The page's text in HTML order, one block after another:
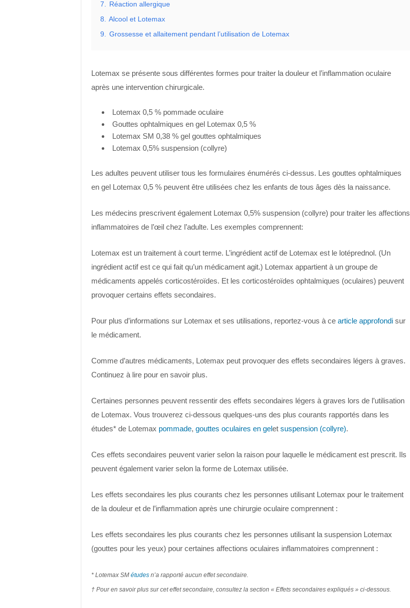
7. Réaction allergique
8. Alcool et Lotemax
9. Grossesse et allaitement pendant l’utilisation de Lotemax
Lotemax se présente sous différentes formes pour traiter la douleur et l’inflammation oculaire
après une intervention chirurgicale.
Lotemax 0,5 % pommade oculaire
Gouttes ophtalmiques en gel Lotemax 0,5 %
Lotemax SM 0,38 % gel gouttes ophtalmiques
Lotemax 0,5% suspension (collyre)
Les adultes peuvent utiliser tous les formulaires énumérés ci-dessus. Les gouttes ophtalmiques
en gel Lotemax 0,5 % peuvent être utilisées chez les enfants de tous âges dès la naissance.
Les médecins prescrivent également Lotemax 0,5% suspension (collyre) pour traiter les affections
inflammatoires de l’œil chez l’adulte. Les exemples comprennent:
Lotemax est un traitement à court terme. L’ingrédient actif de Lotemax est le lotéprednol. (Un
ingrédient actif est ce qui fait qu’un médicament agit.) Lotemax appartient à un groupe de
médicaments appelés corticostéroïdes. Et les corticostéroïdes ophtalmiques (oculaires) peuvent
provoquer certains effets secondaires.
Pour plus d’informations sur Lotemax et ses utilisations, reportez-vous à ce article approfondisur
le médicament.
Comme d’autres médicaments, Lotemax peut provoquer des effets secondaires légers à graves.
Continuez à lire pour en savoir plus.
Certaines personnes peuvent ressentir des effets secondaires légers à graves lors de l’utilisation
de Lotemax. Vous trouverez ci-dessous quelques-uns des plus courants rapportés dans les
études* de Lotemax pommade, gouttes oculaires en gelet suspension (collyre).
Ces effets secondaires peuvent varier selon la raison pour laquelle le médicament est prescrit. Ils
peuvent également varier selon la forme de Lotemax utilisée.
Les effets secondaires les plus courants chez les personnes utilisant Lotemax pour le traitement
de la douleur et de l’inflammation après une chirurgie oculaire comprennent :
Les effets secondaires les plus courants chez les personnes utilisant la suspension Lotemax
(gouttes pour les yeux) pour certaines affections oculaires inflammatoires comprennent :
* Lotemax SM étudesn’a rapporté aucun effet secondaire.
† Pour en savoir plus sur cet effet secondaire, consultez la section « Effets secondaires expliqués » ci-dessous.